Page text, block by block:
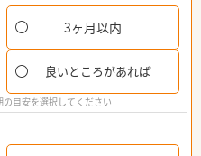
3ヶ月以内
良いところがあれば
目安を選択してください